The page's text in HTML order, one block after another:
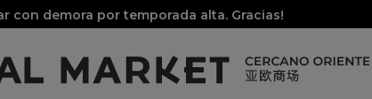
con demora por temporada alta. Gracias!